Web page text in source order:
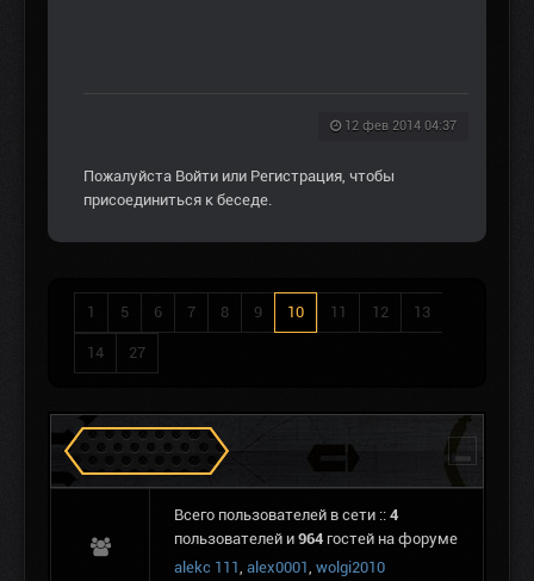
12 фев 2014 04:37
Пожалуйста Войти или Регистрация , чтобы
присоединиться к беседе.
1 5 6 7 8 9 10 11 12 13
14 27
Сталкеров в Зоне
Всего пользователей в сети :: 4
пользователей и 964 гостей на форуме
alekc 111 alex0001 wolgi2010